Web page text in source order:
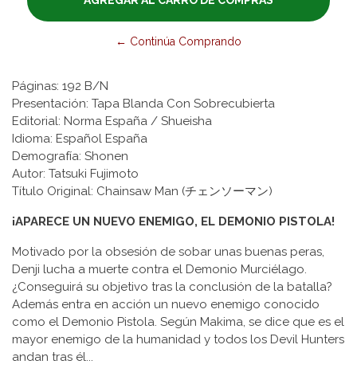
← Continúa Comprando
Páginas: 192 B/N
Presentación: Tapa Blanda Con Sobrecubierta
Editorial: Norma España / Shueisha
Idioma: Español España
Demografía: Shonen
Autor: Tatsuki Fujimoto
Título Original: Chainsaw Man (チェンソーマン)
¡APARECE UN NUEVO ENEMIGO, EL DEMONIO PISTOLA!
Motivado por la obsesión de sobar unas buenas peras,
Denji lucha a muerte contra el Demonio Murciélago.
¿Conseguirá su objetivo tras la conclusión de la batalla?
Además entra en acción un nuevo enemigo conocido
como el Demonio Pistola. Según Makima, se dice que es el
mayor enemigo de la humanidad y todos los Devil Hunters
andan tras él...